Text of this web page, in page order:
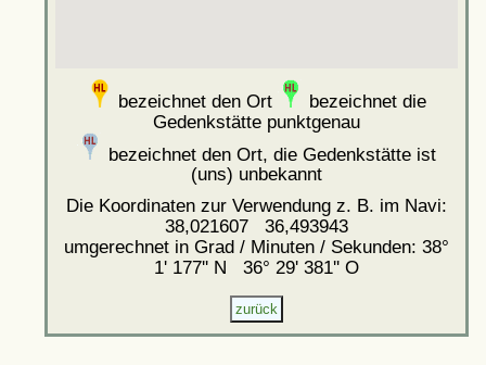
bezeichnet den Ort
bezeichnet die
Gedenkstätte punktgenau
bezeichnet den Ort, die Gedenkstätte ist
(uns) unbekannt
Die Koordinaten zur Verwendung z. B. im Navi:
38,021607 36,493943
umgerechnet in Grad / Minuten / Sekunden: 38°
1' 177'' N 36° 29' 381'' O